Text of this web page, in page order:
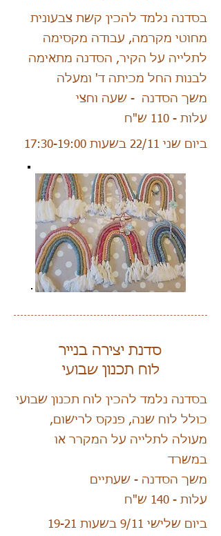
בסדנה נלמד להכין קשת צבעונית
מחוטי מקרמה, עבודה מקסימה
לתלייה על הקיר, הסדנה מתאימה
לבנות החל מכיתה ד' ומעלה
משך הסדנה - שעה וחצי
עלות - 110 ש"ח
ביום שני 22/11 בשעות 17:30-19:00
סדנת יצירה בנייר
לוח תכנון שבועי
בסדנה נלמד להכין לוח תכנון שבועי
כולל לוח שנה, פנקס לרישום,
מעולה לתלייה על המקרר או
במשרד
משך הסדנה - שעתיים
עלות - 140 ש"ח
ביום שלישי 9/11 בשעות 19-21